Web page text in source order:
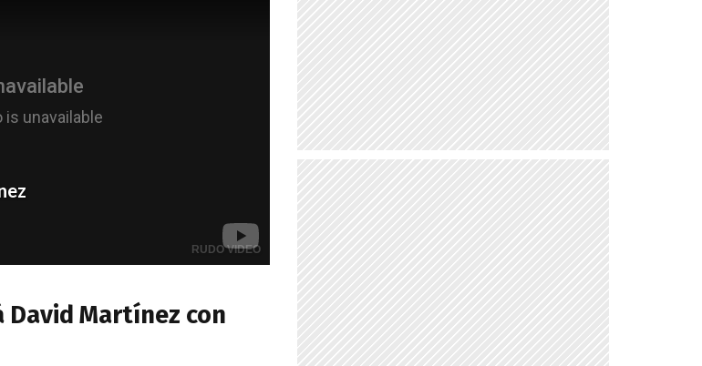
Martínez con